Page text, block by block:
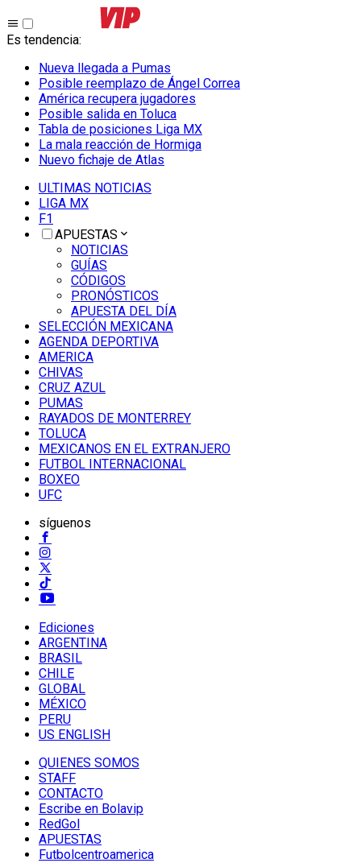
Es tendencia:
Nueva llegada a Pumas
Posible reemplazo de Ángel Correa
América recupera jugadores
Posible salida en Toluca
Tabla de posiciones Liga MX
La mala reacción de Hormiga
Nuevo fichaje de Atlas
ULTIMAS NOTICIAS
LIGA MX
F1
APUESTAS
NOTICIAS
GUÍAS
CÓDIGOS
PRONÓSTICOS
APUESTA DEL DÍA
SELECCIÓN MEXICANA
AGENDA DEPORTIVA
AMERICA
CHIVAS
CRUZ AZUL
PUMAS
RAYADOS DE MONTERREY
TOLUCA
MEXICANOS EN EL EXTRANJERO
FUTBOL INTERNACIONAL
BOXEO
UFC
síguenos
Ediciones
ARGENTINA
BRASIL
CHILE
GLOBAL
MÉXICO
PERU
US ENGLISH
QUIENES SOMOS
STAFF
CONTACTO
Escribe en Bolavip
RedGol
APUESTAS
Futbolcentroamerica